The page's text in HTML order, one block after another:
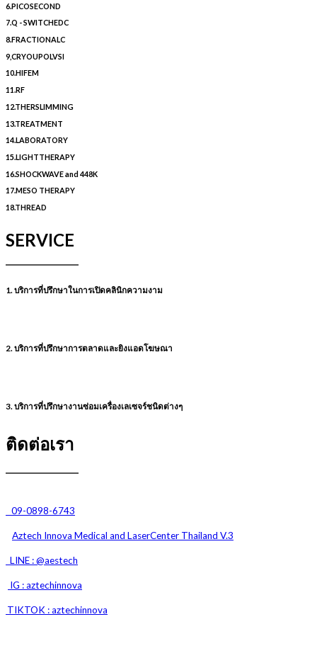
6.PICOSECOND
7.Q - SWITCHEDC
8.FRACTIONALC
9,CRYOUPOLVSI
10.HIFEM
11.RF
12.THERSLIMMING
13.TREATMENT
14.LABORATORY
15.LIGHTTHERAPY
16.SHOCKWAVE and 448K
17.MESO THERAPY
18.THREAD
SERVICE
1. บริการที่ปรึกษาในการเปิดคลินิกความงาม
2. บริการที่ปรึกษาการตลาดและยิงแอดโฆษณา
3. บริการที่ปรึกษางานซ่อมเครื่องเลเซจร์ชนิดต่างๆ
ติดต่อเรา
09-0898-6743
Aztech Innova Medical and LaserCenter Thailand V.3
LINE : @aestech
IG : aztechinnova
TIKTOK : aztechinnova